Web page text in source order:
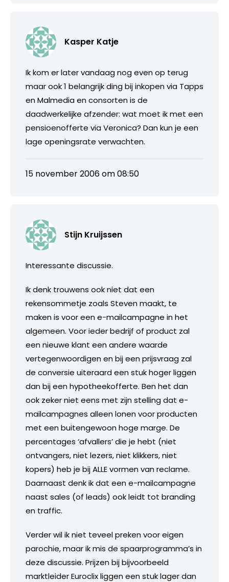
Kasper Katje
Ik kom er later vandaag nog even op terug
maar ook 1 belangrijk ding bij inkopen via Tapps
en Malmedia en consorten is de
daadwerkelijke afzender: wat moet ik met een
pensioenofferte via Veronica? Dan kun je een
lage openingsrate verwachten.
15 november 2006 om 08:50
Stijn Kruijssen
Interessante discussie.
Ik denk trouwens ook niet dat een
rekensommetje zoals Steven maakt, te
maken is voor een e-mailcampagne in het
algemeen. Voor ieder bedrijf of product zal
een nieuwe klant een andere waarde
vertegenwoordigen en bij een prijsvraag zal
de conversie uiteraard een stuk hoger liggen
dan bij een hypotheekofferte. Ben het dan
ook zeker niet eens met zijn stelling dat e-
mailcampagnes alleen lonen voor producten
met een buitengewoon hoge marge. De
percentages ‘afvallers’ die je hebt (niet
ontvangers, niet lezers, niet klikkers, niet
kopers) heb je bij ALLE vormen van reclame.
Daarnaast denk ik dat een e-mailcampagne
naast sales (of leads) ook leidt tot branding
en traffic.
Verder wil ik niet teveel preken voor eigen
parochie, maar ik mis de spaarprogramma’s in
deze discussie. Prijzen bij bijvoorbeeld
marktleider Euroclix liggen een stuk lager dan